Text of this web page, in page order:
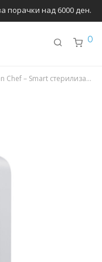
порачки над 6000 ден.
0
– Smart стерилизатор на намирници